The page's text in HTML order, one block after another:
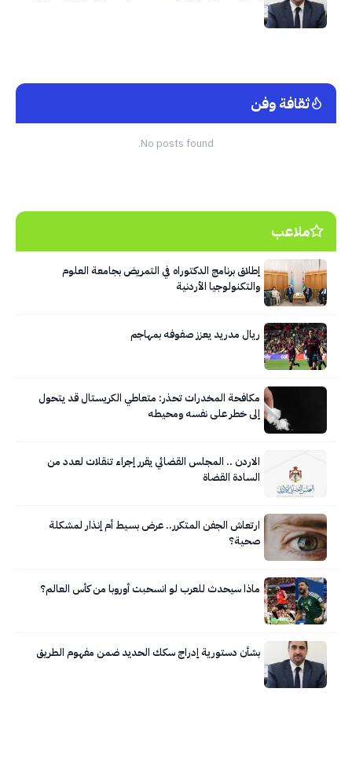
ثقافة وفن
No posts found.
ملاعب
إطلاق برنامج الدكتوراه في التمريض بجامعة العلوم
والتكنولوجيا الأردنية
ريال مدريد يعزز صفوفه بمهاجم
مكافحة المخدرات تحذر: متعاطي الكريستال قد يتحول
إلى خطر على نفسه ومحيطه
الاردن .. المجلس القضائي يقرر إجراء تنقلات لعدد من
السادة القضاة
ارتعاش الجفن المتكرر.. عرض بسيط أم إنذار لمشكلة
صحية؟
ماذا سيحدث للعرب لو انسحبت أوروبا من كأس العالم؟
بشأن دستورية إدراج سكك الحديد ضمن مفهوم الطريق